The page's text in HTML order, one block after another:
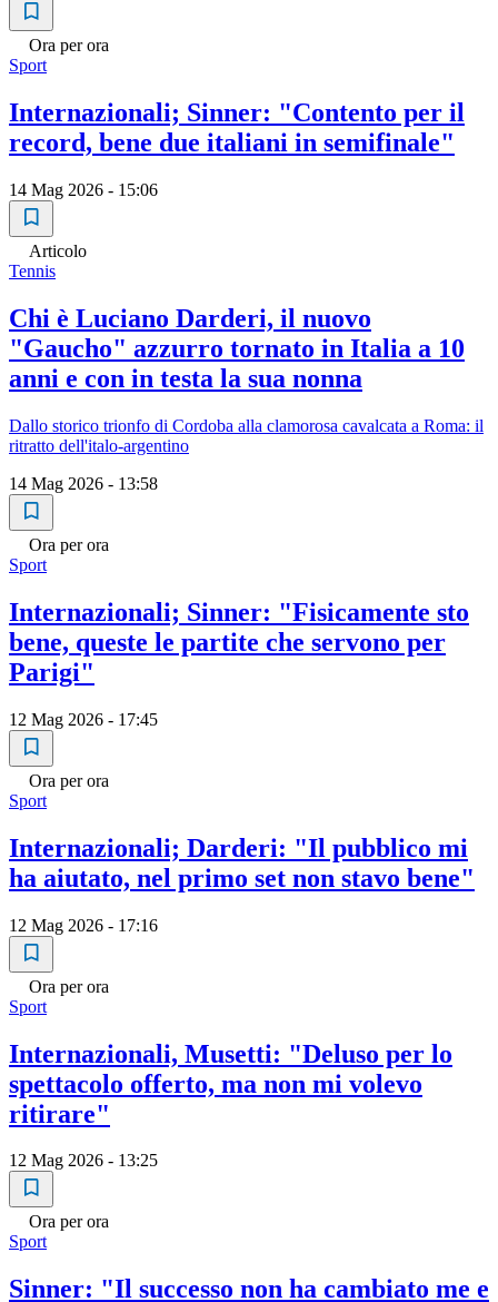
Ora per ora
Sport
Internazionali; Sinner: "Contento per il
record, bene due italiani in semifinale"
14 Mag 2026 - 15:06
Articolo
Tennis
Chi è Luciano Darderi, il nuovo
"Gaucho" azzurro tornato in Italia a 10
anni e con in testa la sua nonna
Dallo storico trionfo di Cordoba alla clamorosa cavalcata a Roma: il
ritratto dell'italo-argentino
14 Mag 2026 - 13:58
Ora per ora
Sport
Internazionali; Sinner: "Fisicamente sto
bene, queste le partite che servono per
Parigi"
12 Mag 2026 - 17:45
Ora per ora
Sport
Internazionali; Darderi: "Il pubblico mi
ha aiutato, nel primo set non stavo bene"
12 Mag 2026 - 17:16
Ora per ora
Sport
Internazionali, Musetti: "Deluso per lo
spettacolo offerto, ma non mi volevo
ritirare"
12 Mag 2026 - 13:25
Ora per ora
Sport
Sinner: "Il successo non ha cambiato me e